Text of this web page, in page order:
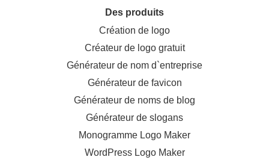
Des produits
Création de logo
Créateur de logo gratuit
Générateur de nom d`entreprise
Générateur de favicon
Générateur de noms de blog
Générateur de slogans
Monogramme Logo Maker
WordPress Logo Maker